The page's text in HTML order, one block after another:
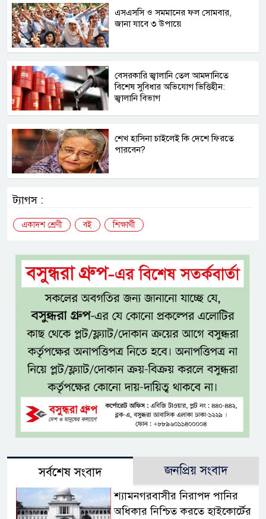
এসএসসি ও সমমানের ফল সোমবার,
জানা যাবে ৩ উপায়ে
বেসরকারি জ্বালানি তেল আমদানিতে
বিশেষ সুবিধার অভিযোগ ভিত্তিহীন:
জ্বালানি বিভাগ
শেখ হাসিনা চাইলেই কি দেশে ফিরতে
পারবেন?
ট্যাগস :
একাদশ শ্রেণী বই শিক্ষার্থী
সর্বশেষ সংবাদ জনপ্রিয় সংবাদ
শ্যামনগরবাসীর নিরাপদ পানির
অধিকার নিশ্চিত করতে হাইকোর্টের